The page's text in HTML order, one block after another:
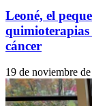
Leoné, el
quimioterapias
cáncer
19 de noviembre